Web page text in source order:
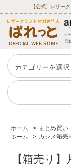
【公式】レザー
メ
で
ホーム > まとめ買い
ホーム
> カシメ箱売
【箱売り